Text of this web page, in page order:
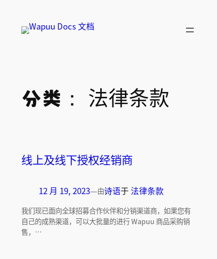
分类： 法律条款
线上及线下授权经销商
12 月 19, 2023—由诗语于 法律条款
我们现已面向全球招募合作伙伴和分销渠道商，如果您有
自己的成熟渠道，可以大批量的进行 Wapuu 商品采购销
售，…